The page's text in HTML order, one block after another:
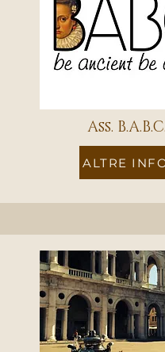
Ass. B.A.B.C.
ALTRE